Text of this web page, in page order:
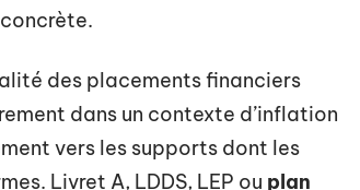
des placements financiers
dans un contexte d’inflation
vers les supports dont les
Livret A, LDDS, LEP ou plan